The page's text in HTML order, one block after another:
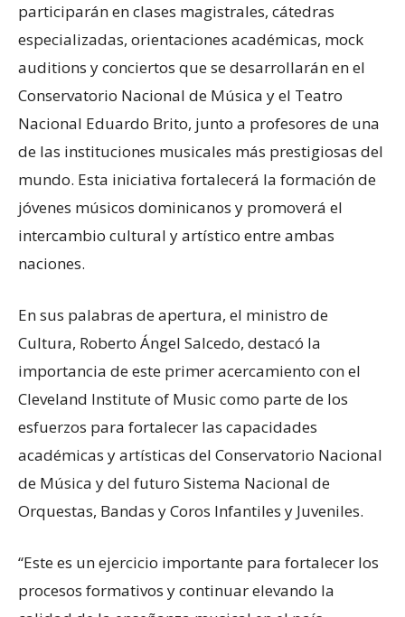
participarán en clases magistrales, cátedras
especializadas, orientaciones académicas, mock
auditions y conciertos que se desarrollarán en el
Conservatorio Nacional de Música y el Teatro
Nacional Eduardo Brito, junto a profesores de una
de las instituciones musicales más prestigiosas del
mundo. Esta iniciativa fortalecerá la formación de
jóvenes músicos dominicanos y promoverá el
intercambio cultural y artístico entre ambas
naciones.
En sus palabras de apertura, el ministro de
Cultura, Roberto Ángel Salcedo, destacó la
importancia de este primer acercamiento con el
Cleveland Institute of Music como parte de los
esfuerzos para fortalecer las capacidades
académicas y artísticas del Conservatorio Nacional
de Música y del futuro Sistema Nacional de
Orquestas, Bandas y Coros Infantiles y Juveniles.
“Este es un ejercicio importante para fortalecer los
procesos formativos y continuar elevando la